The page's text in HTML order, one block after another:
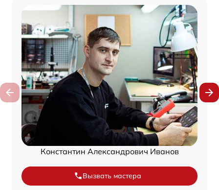
Константин Александрович Иванов
Вызвать мастера